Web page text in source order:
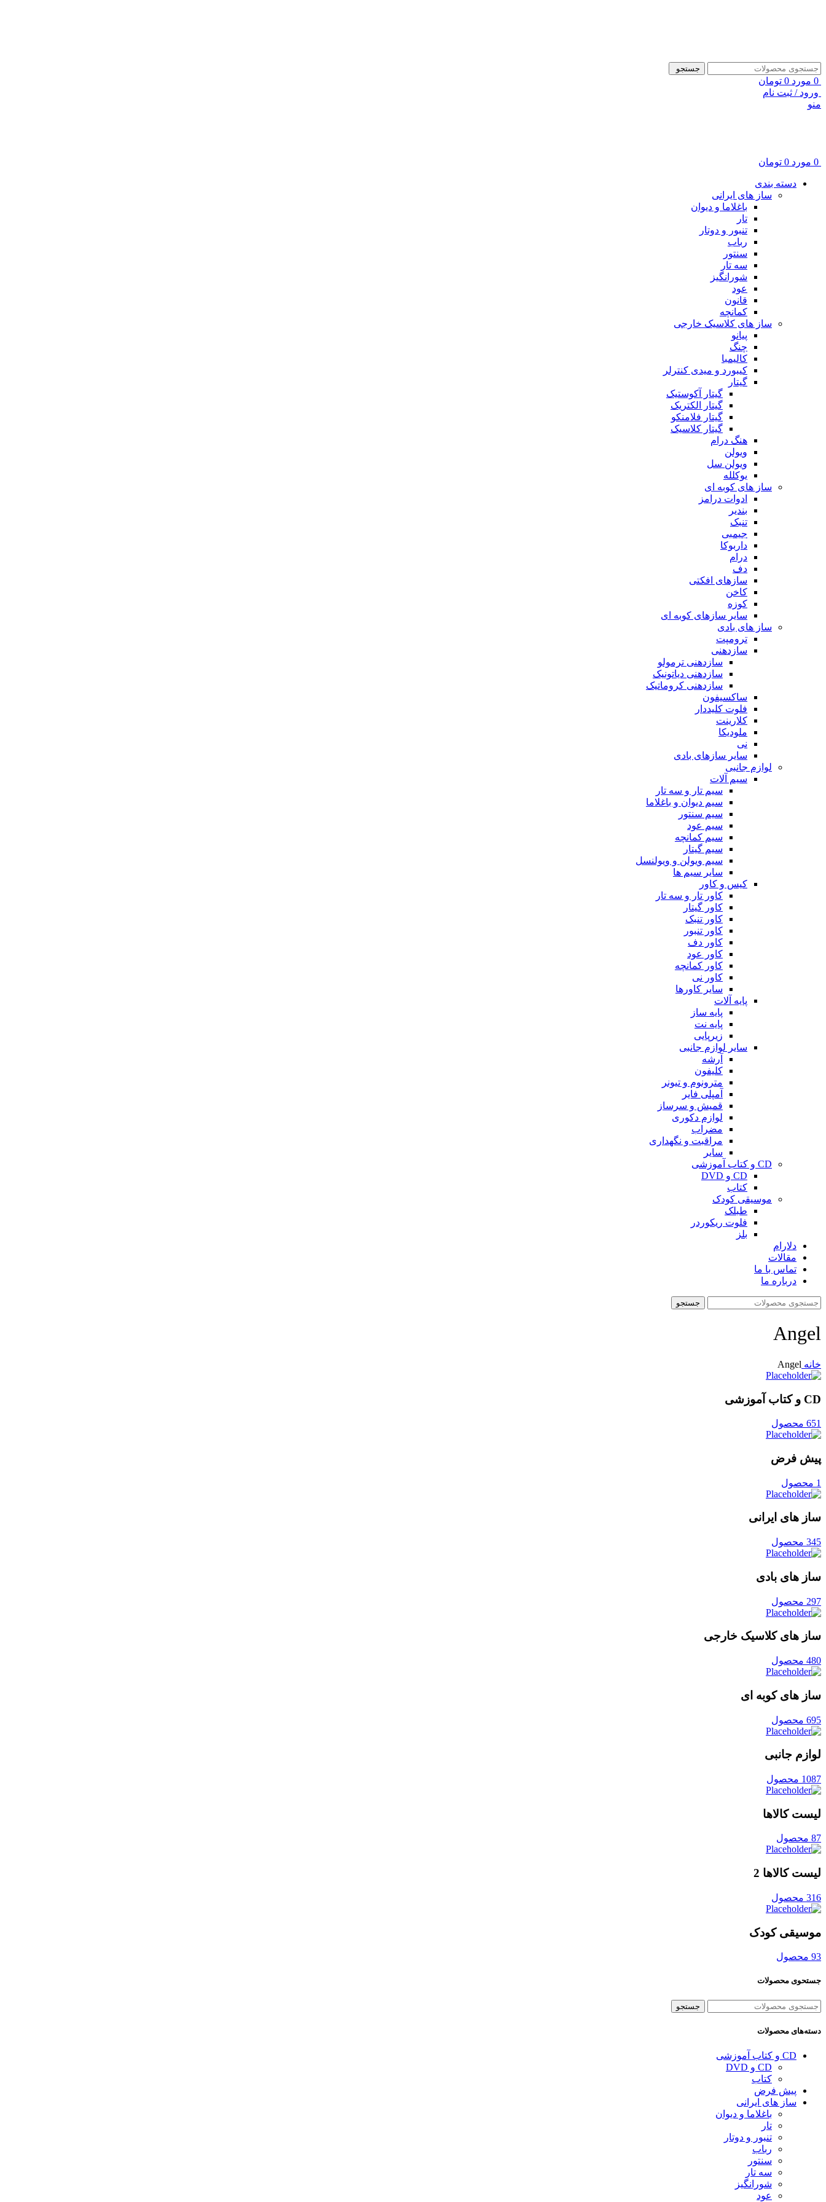
جستجو
0 مورد 0 تومان
ورود / ثبت نام
منو
0 مورد 0 تومان
دسته بندی
ساز های ایرانی
باغلاما و دیوان
تار
تنبور و دوتار
رباب
سنتور
سه تار
شورانگیز
عود
قانون
کمانچه
ساز های کلاسیک خارجی
پیانو
چنگ
کالیمبا
کیبورد و میدی کنترلر
گیتار
گیتار آکوستیک
گیتار الکتریک
گیتار فلامنکو
گیتار کلاسیک
هنگ درام
ویولن
ویولن سل
یوکلله
ساز های کوبه ای
ادوات درامز
بندیر
تنبک
جیمبی
داربوکا
درام
دف
سازهای افکتی
کاخن
کوزه
سایر سازهای کوبه ای
ساز های بادی
ترومپت
سازدهنی
سازدهنی ترمولو
سازدهنی دیاتونیک
سازدهنی کروماتیک
ساکسیفون
فلوت کلیددار
کلارینت
ملودیکا
نی
سایر سازهای بادی
لوازم جانبی
سیم آلات
سیم تار و سه تار
سیم دیوان و باغلاما
سیم سنتور
سیم عود
سیم کمانچه
سیم گیتار
سیم ویولن و ویولنسل
سایر سیم ها
کیس و کاور
کاور تار و سه تار
کاور گیتار
کاور تنبک
کاور تنبور
کاور دف
کاور عود
کاور کمانچه
کاور نی
سایر کاورها
پایه آلات
پایه ساز
پایه نت
زیرپایی
سایر لوازم جانبی
آرشه
کلیفون
مترونوم و تیونر
آمپلی فایر
قمیش و سرساز
لوازم دکوری
مضراب
مراقبت و نگهداری
سایر
CD و کتاب آموزشی
CD و DVD
کتاب
موسیقی کودک
طبلک
فلوت ریکوردر
بلز
دلارام
مقالات
تماس با ما
درباره ما
جستجو
Angel
خانه Angel
CD و کتاب آموزشی
651 محصول
پیش فرض
1 محصول
ساز های ایرانی
345 محصول
ساز های بادی
297 محصول
ساز های کلاسیک خارجی
480 محصول
ساز های کوبه ای
695 محصول
لوازم جانبی
1087 محصول
لیست کالاها
87 محصول
لیست کالاها 2
316 محصول
موسیقی کودک
93 محصول
جستحوی محصولات
جستجو
دسته‌های محصولات
CD و کتاب آموزشی
CD و DVD
کتاب
پیش فرض
ساز های ایرانی
باغلاما و دیوان
تار
تنبور و دوتار
رباب
سنتور
سه تار
شورانگیز
عود